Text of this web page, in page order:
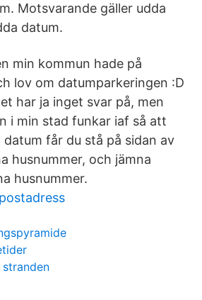
Motsvarande gäller udda
datum.
min kommun hade på
lov om datumparkeringen :D
har ja inget svar på, men
i min stad funkar iaf så att
får du stå på sidan av
husnummer, och jämna
husnummer.